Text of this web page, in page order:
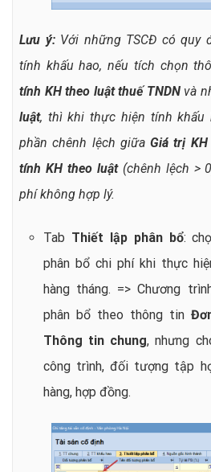
Lưu ý:Với những TSCĐ có quy
tính khấu hao, nếu tích chọn
tính KH theo luật thuế TNDNvà
luật, thì khi thực hiện tính khấu
phần chênh lệch giữaGiá trị
tính KH theo luật(chênh lệch >
phí không hợp lý.
Tab Thiết lập phân bổ:
phân bổ chi phí khi thực
hàng tháng. => Chương
phân bổ theo thông tin
Thông tin chung, nhưng
công trình, đối tượng tập
hàng, hợp đồng.